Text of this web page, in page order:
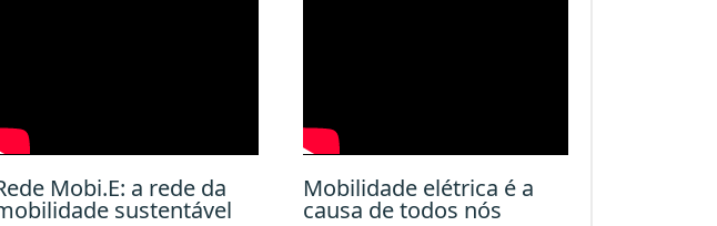
Mobi.E: a rede da
sustentável
Mobilidade elétrica é a
causa de todos nós